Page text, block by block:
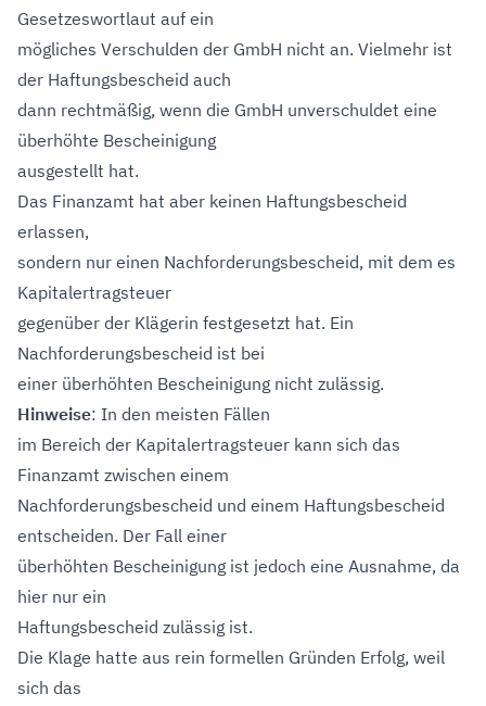
Gesetzeswortlaut auf ein
mögliches Verschulden der GmbH nicht an. Vielmehr ist
der Haftungsbescheid auch
dann rechtmäßig, wenn die GmbH unverschuldet eine
überhöhte Bescheinigung
ausgestellt hat.
Das Finanzamt hat aber keinen Haftungsbescheid
erlassen,
sondern nur einen Nachforderungsbescheid, mit dem es
Kapitalertragsteuer
gegenüber der Klägerin festgesetzt hat. Ein
Nachforderungsbescheid ist bei
einer überhöhten Bescheinigung nicht zulässig.
Hinweise: In den meisten Fällen
im Bereich der Kapitalertragsteuer kann sich das
Finanzamt zwischen einem
Nachforderungsbescheid und einem Haftungsbescheid
entscheiden. Der Fall einer
überhöhten Bescheinigung ist jedoch eine Ausnahme, da
hier nur ein
Haftungsbescheid zulässig ist.
Die Klage hatte aus rein formellen Gründen Erfolg, weil
sich das